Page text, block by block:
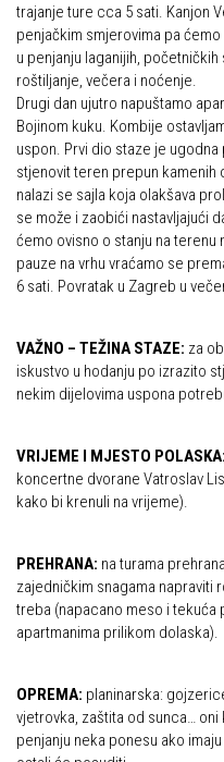
trajanje ture cca 5 sati. Kanjon
penjačkim smjerovima pa
u penjanju laganijih,
roštiljanje, večera i noćenje.
Drugi dan ujutro napuštamo
Bojinom kuku. Kombije
uspon. Prvi dio staze je
stjenovit teren prepun kamenih
nalazi se sajla koja olakšava
se može i zaobići nastavljajući
ćemo ovisno o stanju na terenu
pauze na vrhu vraćamo se
6 sati. Povratak u Zagreb u
VAŽNO – TEŽINA STAZE: za
iskustvo u hodanju po izrazito
nekim dijelovima uspona
VRIJEME I MJESTO POLASKA:
koncertne dvorane Vatroslav
kako bi krenuli na vrijeme).
PREHRANA: na turama
zajedničkim snagama napraviti
treba (napacano meso i tekuća
apartmanima prilikom dolaska).
OPREMA: planinarska:
vjetrovka, zaštita od sunca…
penjanju neka ponesu ako